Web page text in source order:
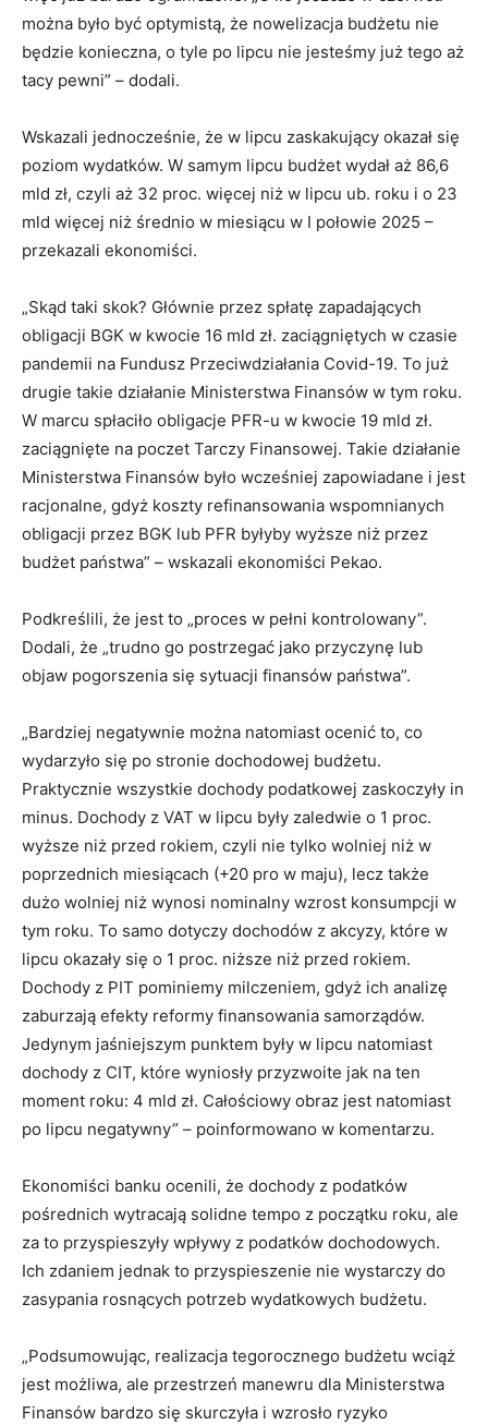
można było być optymistą, że nowelizacja budżetu nie
będzie konieczna, o tyle po lipcu nie jesteśmy już tego aż
tacy pewni” – dodali.
Wskazali jednocześnie, że w lipcu zaskakujący okazał się
poziom wydatków. W samym lipcu budżet wydał aż 86,6
mld zł, czyli aż 32 proc. więcej niż w lipcu ub. roku i o 23
mld więcej niż średnio w miesiącu w I połowie 2025 –
przekazali ekonomiści.
„Skąd taki skok? Głównie przez spłatę zapadających
obligacji BGK w kwocie 16 mld zł. zaciągniętych w czasie
pandemii na Fundusz Przeciwdziałania Covid-19. To już
drugie takie działanie Ministerstwa Finansów w tym roku.
W marcu spłaciło obligacje PFR-u w kwocie 19 mld zł.
zaciągnięte na poczet Tarczy Finansowej. Takie działanie
Ministerstwa Finansów było wcześniej zapowiadane i jest
racjonalne, gdyż koszty refinansowania wspomnianych
obligacji przez BGK lub PFR byłyby wyższe niż przez
budżet państwa” – wskazali ekonomiści Pekao.
Podkreślili, że jest to „proces w pełni kontrolowany”.
Dodali, że „trudno go postrzegać jako przyczynę lub
objaw pogorszenia się sytuacji finansów państwa”.
„Bardziej negatywnie można natomiast ocenić to, co
wydarzyło się po stronie dochodowej budżetu.
Praktycznie wszystkie dochody podatkowej zaskoczyły in
minus. Dochody z VAT w lipcu były zaledwie o 1 proc.
wyższe niż przed rokiem, czyli nie tylko wolniej niż w
poprzednich miesiącach (+20 pro w maju), lecz także
dużo wolniej niż wynosi nominalny wzrost konsumpcji w
tym roku. To samo dotyczy dochodów z akcyzy, które w
lipcu okazały się o 1 proc. niższe niż przed rokiem.
Dochody z PIT pominiemy milczeniem, gdyż ich analizę
zaburzają efekty reformy finansowania samorządów.
Jedynym jaśniejszym punktem były w lipcu natomiast
dochody z CIT, które wyniosły przyzwoite jak na ten
moment roku: 4 mld zł. Całościowy obraz jest natomiast
po lipcu negatywny” – poinformowano w komentarzu.
Ekonomiści banku ocenili, że dochody z podatków
pośrednich wytracają solidne tempo z początku roku, ale
za to przyspieszyły wpływy z podatków dochodowych.
Ich zdaniem jednak to przyspieszenie nie wystarczy do
zasypania rosnących potrzeb wydatkowych budżetu.
„Podsumowując, realizacja tegorocznego budżetu wciąż
jest możliwa, ale przestrzeń manewru dla Ministerstwa
Finansów bardzo się skurczyła i wzrosło ryzyko